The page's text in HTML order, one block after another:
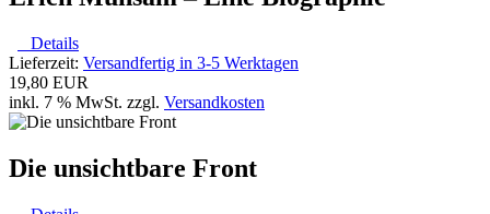
Details
Lieferzeit: Versandfertig in 3-5 Werktagen
19,80 EUR
inkl. 7 % MwSt. zzgl. Versandkosten
Die unsichtbare Front